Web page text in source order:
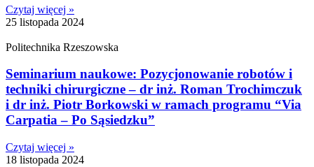
Czytaj więcej »
25 listopada 2024
Politechnika Rzeszowska
Seminarium naukowe: Pozycjonowanie robotów i
techniki chirurgiczne – dr inż. Roman Trochimczuk
i dr inż. Piotr Borkowski w ramach programu “Via
Carpatia – Po Sąsiedzku”
Czytaj więcej »
18 listopada 2024